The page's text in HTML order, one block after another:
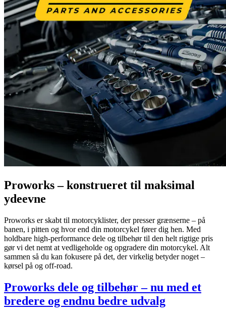
Proworks – konstrueret til maksimal
ydeevne
Proworks er skabt til motorcyklister, der presser grænserne – på
banen, i pitten og hvor end din motorcykel fører dig hen. Med
holdbare high-performance dele og tilbehør til den helt rigtige pris
gør vi det nemt at vedligeholde og opgradere din motorcykel. Alt
sammen så du kan fokusere på det, der virkelig betyder noget –
kørsel på og off-road.
Proworks dele og tilbehør – nu med et
bredere og endnu bedre udvalg